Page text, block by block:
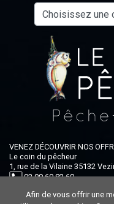
VENEZ DÉCOUVRIR NOS
Le coin du pêcheur
1, rue de la Vilaine 35132
02 99 60 82 60
Ouvert du lundi au samedi :
Afin de vous offrir une